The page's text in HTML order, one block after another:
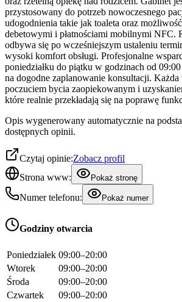
przystosowany do potrzeb nowoczesnego
udogodnienia takie jak toaleta oraz
debetowymi i płatnościami mobilnymi NFC.
odbywa się po wcześniejszym ustaleniu
wysoki komfort obsługi. Profesjonalne
poniedziałku do piątku w godzinach od
na dogodne zaplanowanie konsultacji.
poczuciem bycia zaopiekowanym i
które realnie przekładają się na poprawę
Opis wygenerowany automatycznie na
dostępnych opinii.
Czytaj opinie:Zobacz profil
Strona www:
Pokaż stronę
Numer telefonu: Pokaż numer
Godziny otwarcia
Poniedziałek 09:00–20:00
Wtorek
09:00–20:00
Środa
09:00–20:00
Czwartek
09:00–20:00